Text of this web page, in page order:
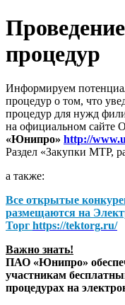
процедур
Информируем
процедур о том, что
процедур для нужд
на официальном сайте
«Юнипро» http://
Раздел «Закупки МТР,
а также:
Все открытые
размещаются на
Торг https://tektorg.ru/
Важно знать!
ПАО «Юнипро»
участникам
процедурах на